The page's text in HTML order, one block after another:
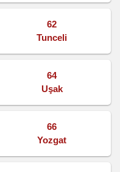
62
Tunceli
64
Uşak
66
Yozgat